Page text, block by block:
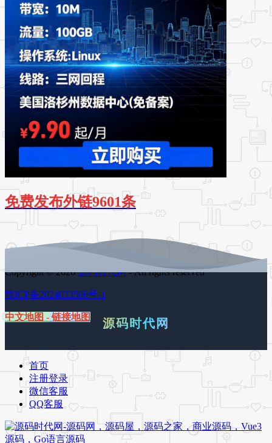
免费发布外链9601条
Copyright © 2026源码时代网- All rights reserved
赣ICP备2024033506号-1
中文地图 - 链接地图 源码时代网
首页
注册登录
微信客服
QQ客服